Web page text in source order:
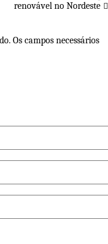
renovável no Nordeste
Os campos necessários